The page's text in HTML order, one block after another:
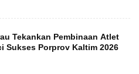
Tekankan Pembinaan Atlet
Sukses Porprov Kaltim 2026